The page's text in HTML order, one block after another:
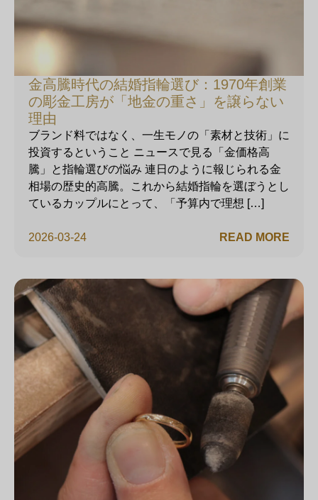
金高騰時代の結婚指輪選び：1970年創業
の彫金工房が「地金の重さ」を譲らない
理由
2026-03-24
ブランド料ではなく、一生モノの「素材と技術」に
投資するということ ニュースで見る「金価格高
騰」と指輪選びの悩み 連日のように報じられる金
相場の歴史的高騰。これから結婚指輪を選ぼうとし
ているカップルにとって、「予算内で理想 […]
READ MORE